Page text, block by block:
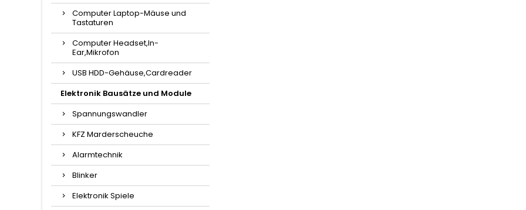
Computer Laptop-Mäuse und
Tastaturen
Computer Headset,In-
Ear,Mikrofon
USB HDD-Gehäuse,Cardreader
Elektronik Bausätze und Module
Spannungswandler
KFZ Marderscheuche
Alarmtechnik
Blinker
Elektronik Spiele